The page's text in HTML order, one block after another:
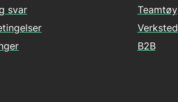
svar
Teamtøy
Verksted
B2B